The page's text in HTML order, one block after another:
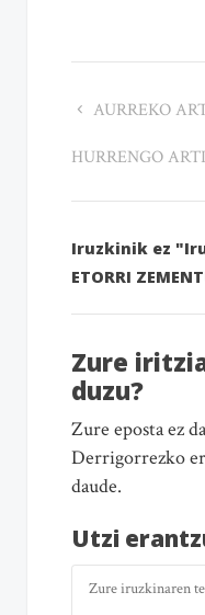
AURREKO
HURRENGO
Iruzkinik ez
ETORRI
Zure
duzu?
Zure eposta ez
Derrigorrezko
daude.
Utzi